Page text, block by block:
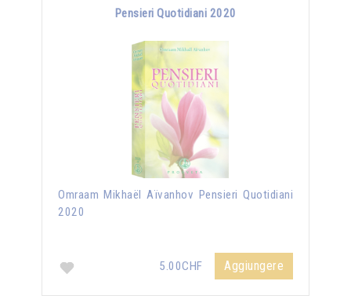
Pensieri Quotidiani 2020
Omraam Mikhaël Aïvanhov Pensieri Quotidiani
2020
5.00CHF Aggiungere